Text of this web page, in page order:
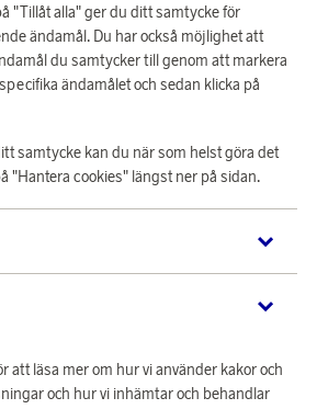
GC026/80
LANGBRETT
Tjäna 174 poäng
Guppyfriend Bucket Filter
5 610 poäng
"Tillåt alla" ger du ditt samtycke för
ändamål. Du har också möjlighet att
du samtycker till genom att markera
ändamålet och sedan klicka på
samtycke kan du när som helst göra det
"Hantera cookies" längst ner på sidan.
att läsa mer om hur vi använder kakor och
och hur vi inhämtar och behandlar
Hantera
System-Denmark-Norway-Sweden, org.nr
7720, 195 87 Stockholm